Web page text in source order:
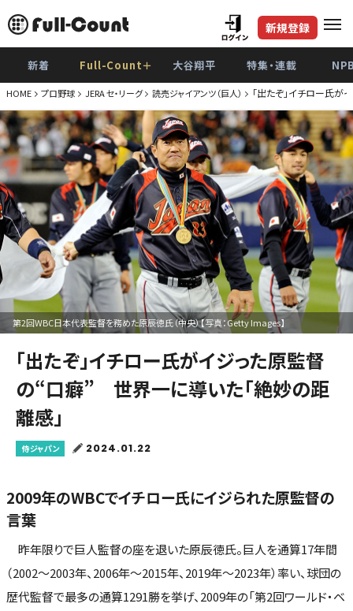
新規登録
新着 Full-Count＋ 大谷翔平 特集・連載
HOME プロ野球 JERA セ・リーグ 読売ジャイアンツ（巨人） 「出たぞ」イチロー氏
第2回WBC日本代表監督を務めた原辰徳氏（中央）【写真：Getty Images】
「出たぞ」イチロー氏がイジった原監督
の“口癖” 世界一に導いた「絶妙の距
離感」
侍ジャパン 2024.01.22
2009年のWBCでイチロー氏にイジられた原監督の
言葉
昨年限りで巨人監督の座を退いた原辰徳氏。巨人を通算17年間
（2002～2003年、2006年～2015年、2019年～2023年）率い、球団の
歴代監督で最多の通算1291勝を挙げ、2009年の「第2回ワールド・ベ